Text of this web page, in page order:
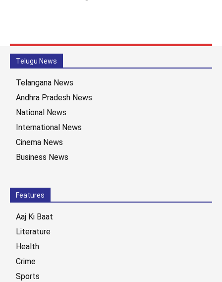
Telugu News
Telangana News
Andhra Pradesh News
National News
International News
Cinema News
Business News
Features
Aaj Ki Baat
Literature
Health
Crime
Sports